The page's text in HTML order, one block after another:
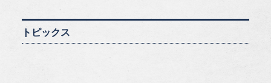
トピックス